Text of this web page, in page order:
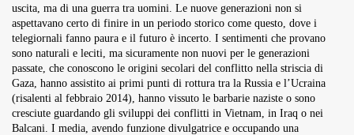
Overdrive Fest A Matino: Il...
Maggio 29, 2026 4 Min
uscita, ma di una guerra tra uomini. Le nuove generazioni non si
aspettavano certo di finire in un periodo storico come questo, dove i
telegiornali fanno paura e il futuro è incerto. I sentimenti che provano
sono naturali e leciti, ma sicuramente non nuovi per le generazioni
passate, che conoscono le origini secolari del conflitto nella striscia di
Gaza, hanno assistito ai primi punti di rottura tra la Russia e l’Ucraina
(risalenti al febbraio 2014), hanno vissuto le barbarie naziste o sono
cresciute guardando gli sviluppi dei conflitti in Vietnam, in Iraq o nei
Balcani. I media, avendo funzione divulgatrice e occupando una